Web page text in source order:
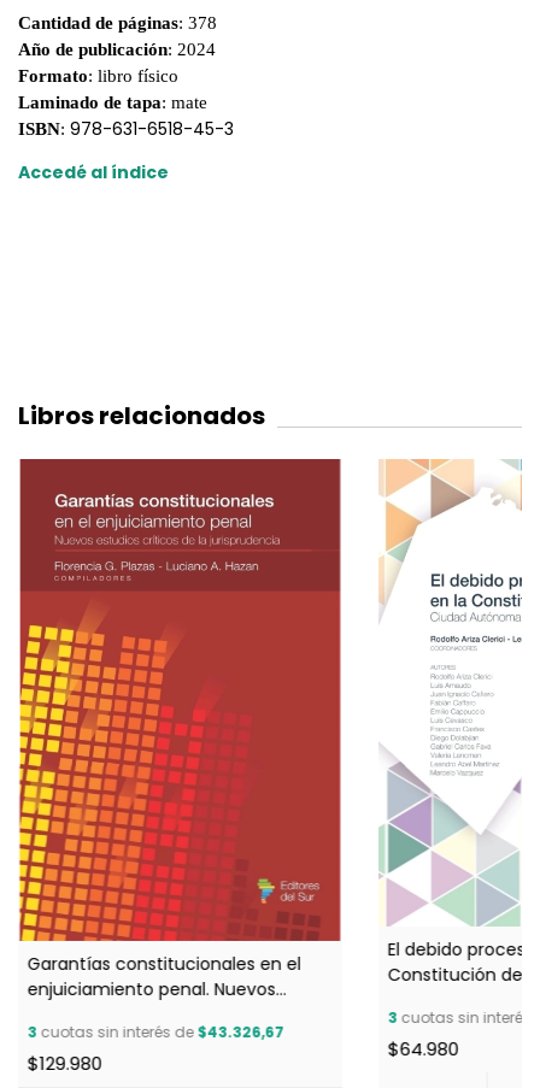
Cantidad de páginas: 378
Año de publicación: 2024
Formato: libro físico
Laminado de tapa: mate
ISBN: 978-631-6518-45-3
Accedé al índice
Libros relacionados
Garantías constitucionales en el
enjuiciamiento penal. Nuevos
jurisprudencia - Compiladores:
Florencia Plazas - Luciano Hazan
3 cuotas sin interés de$43.326,67
$129.980
El debido
Constitución de
Rodolfo Ariza
Martínez
3 cuotas sin interés
$64.980